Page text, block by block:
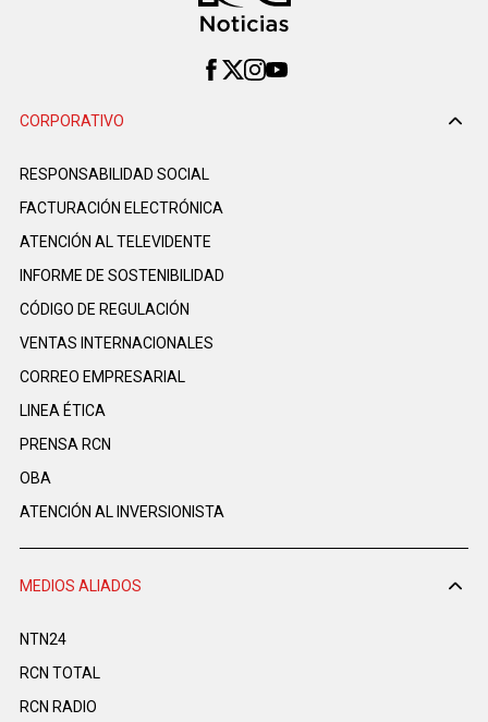
CORPORATIVO
RESPONSABILIDAD SOCIAL
FACTURACIÓN ELECTRÓNICA
ATENCIÓN AL TELEVIDENTE
INFORME DE SOSTENIBILIDAD
CÓDIGO DE REGULACIÓN
VENTAS INTERNACIONALES
CORREO EMPRESARIAL
LINEA ÉTICA
PRENSA RCN
OBA
ATENCIÓN AL INVERSIONISTA
MEDIOS ALIADOS
NTN24
RCN TOTAL
RCN RADIO